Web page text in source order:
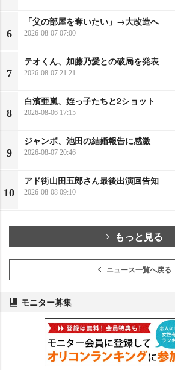
6
「父の部屋を奪いたい」→大改造へ
2026-08-07 07:00
7
テオくん、加藤乃愛との破局を発表
2026-08-07 21:21
8
白濱亜嵐、姪っ子たちと2ショット
2026-08-06 17:15
9
ジャンボ、池田の結婚報告に感激
2026-08-07 20:46
10
アド街山田五郎さん最後出演回告知
2026-08-08 09:10
もっと見る
ニュース一覧へ戻る
モニター募集